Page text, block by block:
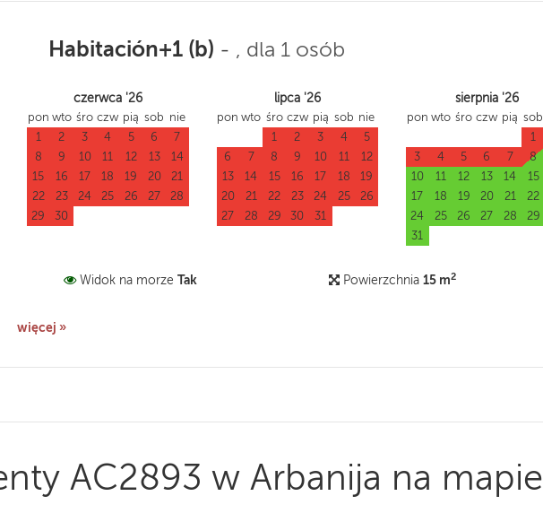
Habitación+1 (b) - , dla 1 osób
czerwca '26
pon wto śro czw pią sob nie
1
2 3 4 5 6
7
8
9 10 11 12 13
14
15
16 17 18 19 20
21
22
23 24 25 26 27
28
29
30
lipca '26
pon wto śro czw pią sob nie
1
2 3 4
5
6
7 8 9 10 11
12
13
14 15 16 17 18
19
20
21 22 23 24 25
26
27
28 29 30 31
sierpnia '26
pon wto śro czw pią sob
1
3
4 5 6 7 8
10
11 12 13 14 15
17
18 19 20 21 22
24
25 26 27 28 29
31
Widok na morzeTak Powierzchnia 15 m2
więcej »
AC2893 w Arbanija na mapie